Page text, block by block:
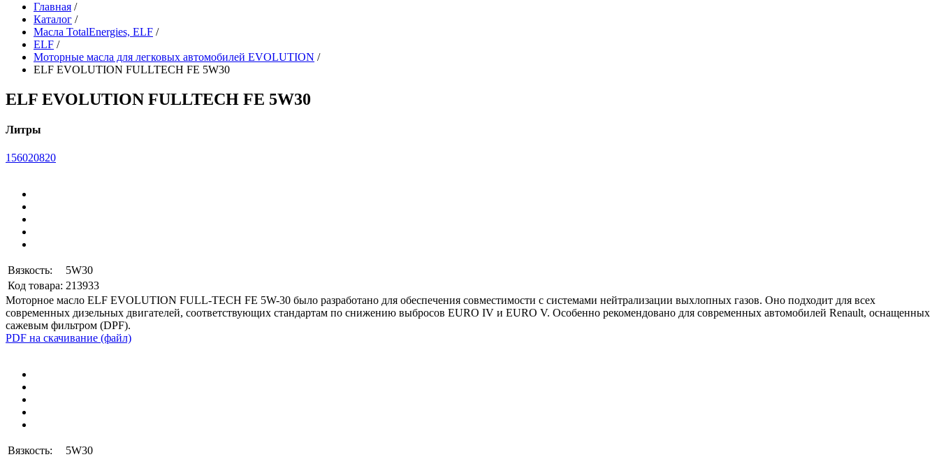
Главная /
Каталог /
Масла TotalEnergies, ELF /
ELF /
Моторные масла для легковых автомобилей EVOLUTION /
ELF EVOLUTION FULLTECH FE 5W30
ELF EVOLUTION FULLTECH FE 5W30
Литры
1 56020820
Вязкость:
5W30
Код товара: 213933
Моторное масло ELF EVOLUTION FULL-TECH FE 5W-30 было разработано для обеспечения совместимости с системами нейтрализации выхлопных газов. Оно подходит для всех
современных дизельных двигателей, соответствующих стандартам по снижению выбросов EURO IV и EURO V. Особенно рекомендовано для современных автомобилей Renault, оснащенных
сажевым фильтром (DPF).
PDF на скачивание (файл)
Вязкость:
5W30